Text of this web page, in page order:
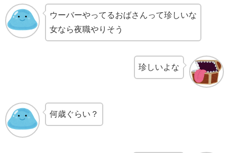
ウーバーやってるおばさんって珍しいな
女なら夜職やりそう
珍しいよな
何歳ぐらい？